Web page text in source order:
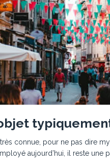
très connue, pour ne pas dire
aujourd’hui, il reste une